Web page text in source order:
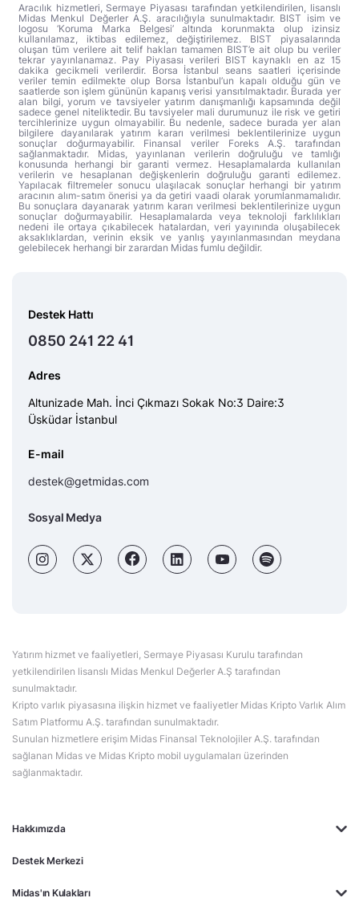
Aracılık hizmetleri, Sermaye Piyasası tarafından yetkilendirilen, lisanslı
Midas Menkul Değerler A.Ş. aracılığıyla sunulmaktadır. BIST isim ve
logosu ‘Koruma Marka Belgesi’ altında korunmakta olup izinsiz
kullanılamaz, iktibas edilemez, değiştirilemez. BIST piyasalarında
oluşan tüm verilere ait telif hakları tamamen BIST’e ait olup bu veriler
tekrar yayınlanamaz. Pay Piyasası verileri BIST kaynaklı en az 15
dakika gecikmeli verilerdir. Borsa İstanbul seans saatleri içerisinde
veriler temin edilmekte olup Borsa İstanbul’un kapalı olduğu gün ve
saatlerde son işlem gününün kapanış verisi yansıtılmaktadır. Burada yer
alan bilgi, yorum ve tavsiyeler yatırım danışmanlığı kapsamında değil
sadece genel niteliktedir. Bu tavsiyeler mali durumunuz ile risk ve getiri
tercihlerinize uygun olmayabilir. Bu nedenle, sadece burada yer alan
bilgilere dayanılarak yatırım kararı verilmesi beklentilerinize uygun
sonuçlar doğurmayabilir. Finansal veriler Foreks A.Ş. tarafından
sağlanmaktadır. Midas, yayınlanan verilerin doğruluğu ve tamlığı
konusunda herhangi bir garanti vermez. Hesaplamalarda kullanılan
verilerin ve hesaplanan değişkenlerin doğruluğu garanti edilemez.
Yapılacak filtremeler sonucu ulaşılacak sonuçlar herhangi bir yatırım
aracının alım-satım önerisi ya da getiri vaadi olarak yorumlanmamalıdır.
Bu sonuçlara dayanarak yatırım kararı verilmesi beklentilerinize uygun
sonuçlar doğurmayabilir. Hesaplamalarda veya teknoloji farklılıkları
nedeni ile ortaya çıkabilecek hatalardan, veri yayınında oluşabilecek
aksaklıklardan, verinin eksik ve yanlış yayınlanmasından meydana
gelebilecek herhangi bir zarardan Midas fumlu değildir.
Hakkımızda
Destek Merkezi
Midas'ın Kulakları
Destek Hattı
0850 241 22 41
Adres
Altunizade Mah. İnci Çıkmazı Sokak No:3 Daire:3
Üsküdar İstanbul
E-mail
destek@getmidas.com
Sosyal Medya
Yatırım hizmet ve faaliyetleri, Sermaye Piyasası Kurulu tarafından
yetkilendirilen lisanslı Midas Menkul Değerler A.Ş tarafından
sunulmaktadır.
Kripto varlık piyasasına ilişkin hizmet ve faaliyetler Midas Kripto Varlık Alım
Satım Platformu A.Ş. tarafından sunulmaktadır.
Sunulan hizmetlere erişim Midas Finansal Teknolojiler A.Ş. tarafından
sağlanan Midas ve Midas Kripto mobil uygulamaları üzerinden
sağlanmaktadır.